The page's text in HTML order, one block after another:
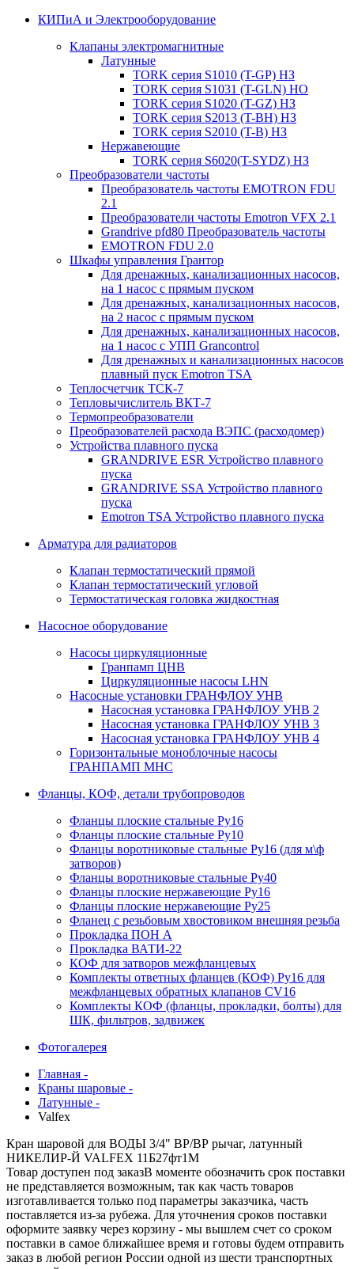
КИПиА и Электрооборудование
Клапаны электромагнитные
Латунные
TORK серия S1010 (T-GP) НЗ
TORK серия S1031 (T-GLN) НО
TORK серия S1020 (T-GZ) НЗ
TORK серия S2013 (T-BH) НЗ
TORK серия S2010 (T-B) НЗ
Нержавеющие
TORK серия S6020(T-SYDZ) НЗ
Преобразователи частоты
Преобразователь частоты EMOTRON FDU
2.1
Преобразователи частоты Emotron VFX 2.1
Grandrive pfd80 Преобразователь частоты
EMOTRON FDU 2.0
Шкафы управления Грантор
Для дренажных, канализационных насосов,
на 1 насос с прямым пуском
Для дренажных, канализационных насосов,
на 2 насос с прямым пуском
Для дренажных, канализационных насосов,
на 1 насос с УПП Grancontrol
Для дренажных и канализационных насосов
плавный пуск Emotron TSA
Теплосчетчик ТСК-7
Тепловычислитель ВКТ-7
Термопреобразователи
Преобразователей расхода ВЭПС (расходомер)
Устройства плавного пуска
GRANDRIVE ESR Устройство плавного
пуска
GRANDRIVE SSA Устройство плавного
пуска
Emotron TSA Устройство плавного пуска
Арматура для радиаторов
Клапан термостатический прямой
Клапан термостатический угловой
Термостатическая головка жидкостная
Насосное оборудование
Насосы циркуляционные
Гранпамп ЦНВ
Циркуляционные насосы LHN
Насосные установки ГРАНФЛОУ УНВ
Насосная установка ГРАНФЛОУ УНВ 2
Насосная установка ГРАНФЛОУ УНВ 3
Насосная установка ГРАНФЛОУ УНВ 4
Горизонтальные моноблочные насосы
ГРАНПАМП МНС
Фланцы, КОФ, детали трубопроводов
Фланцы плоские стальные Ру16
Фланцы плоские стальные Ру10
Фланцы воротниковые стальные Ру16 (для м\ф
затворов)
Фланцы воротниковые стальные Ру40
Фланцы плоские нержавеющие Ру16
Фланцы плоские нержавеющие Ру25
Фланец с резьбовым хвостовиком внешняя резьба
Прокладка ПОН А
Прокладка ВАТИ-22
КОФ для затворов межфланцевых
Комплекты ответных фланцев (КОФ) Ру16 для
межфланцевых обратных клапанов CV16
Комплекты КОФ (фланцы, прокладки, болты) для
ШК, фильтров, задвижек
Фотогалерея
Главная -
Краны шаровые -
Латунные -
Valfex
Кран шаровой для ВОДЫ 3/4" ВР/ВР рычаг, латунный
НИКЕЛИР-Й VALFEX 11Б27фт1М
Товар доступен под заказВ моменте обозначить срок поставки
не представляется возможным, так как часть товаров
изготавливается только под параметры заказчика, часть
поставляется из-за рубежа. Для уточнения сроков поставки
оформите заявку через корзину - мы вышлем счет со сроком
поставки в самое ближайшее время и готовы будем отправить
заказ в любой регион России одной из шести транспортных